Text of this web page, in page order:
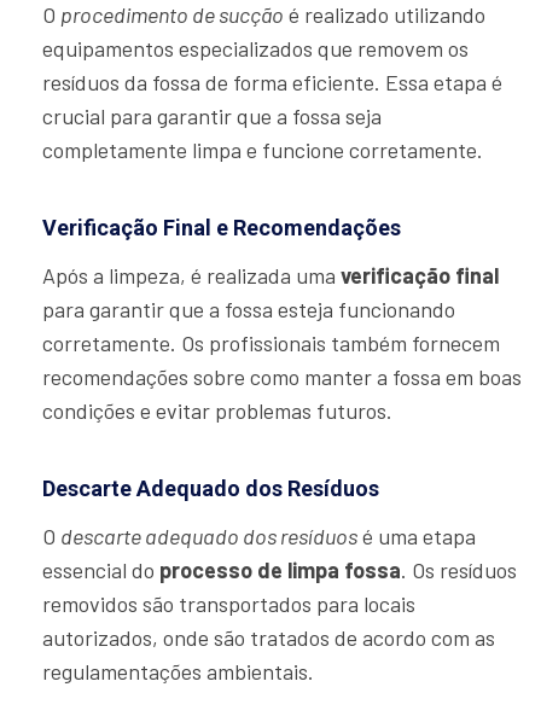
O procedimento de sucção é realizado utilizando
equipamentos especializados que removem os
resíduos da fossa de forma eficiente. Essa etapa é
crucial para garantir que a fossa seja
completamente limpa e funcione corretamente.
Verificação Final e Recomendações
Após a limpeza, é realizada uma verificação final
para garantir que a fossa esteja funcionando
corretamente. Os profissionais também fornecem
recomendações sobre como manter a fossa em boas
condições e evitar problemas futuros.
Descarte Adequado dos Resíduos
O descarte adequado dos resíduosé uma etapa
essencial do processo de limpa fossa. Os resíduos
removidos são transportados para locais
autorizados, onde são tratados de acordo com as
regulamentações ambientais.